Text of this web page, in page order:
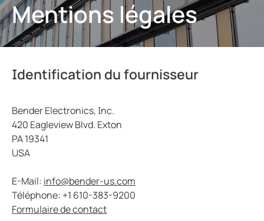
détecteurs de fuites à la terre
et observation
du système
de charge
publique
gaz
du générateur
client
Mentions légales
Identification du fournisseur
Bender Electronics, Inc.
420 Eagleview Blvd. Exton
PA 19341
USA
E-Mail: info@bender-us.com
Téléphone: +1 610-383-9200
Formulaire de contact